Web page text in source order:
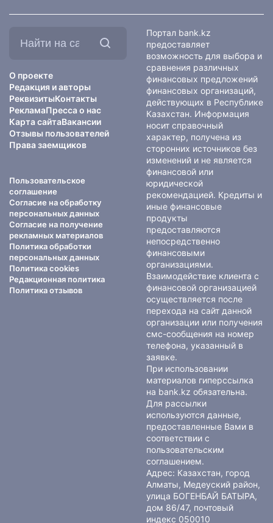
О проекте
Редакция и авторы
РеквизитыКонтакты
РекламаПресса о нас
Карта сайтаВакансии
Отзывы пользователей
Права заемщиков
Пользовательское
соглашение
Согласие на обработку
персональных данных
Согласие на получение
рекламных материалов
Политика обработки
персональных данных
Политика cookies
Редакционная политика
Политика отзывов
Портал bank.kz
предоставляет
возможность для выбора и
сравнения различных
финансовых предложений
финансовых организаций,
действующих в Республике
Казахстан. Информация
носит справочный
характер, получена из
сторонних источников без
изменений и не является
финансовой или
юридической
рекомендацией. Кредиты и
иные финансовые
продукты
предоставляются
непосредственно
финансовыми
организациями.
Взаимодействие клиента с
финансовой организацией
осуществляется после
перехода на сайт данной
организации или получения
смс-сообщения на номер
телефона, указанный в
заявке.
При использовании
материалов гиперссылка
на bank.kz обязательна.
Для рассылки
используются данные,
предоставленные Вами в
соответствии с
пользовательским
соглашением.
Адрес: Казахстан, город
Алматы, Медеуский район,
улица БОГЕНБАЙ БАТЫРА,
дом 86/47, почтовый
индекс 050010